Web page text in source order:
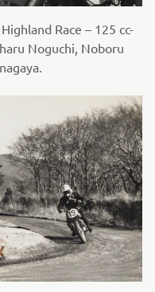
Race – 125 cc-
Noguchi, Noboru